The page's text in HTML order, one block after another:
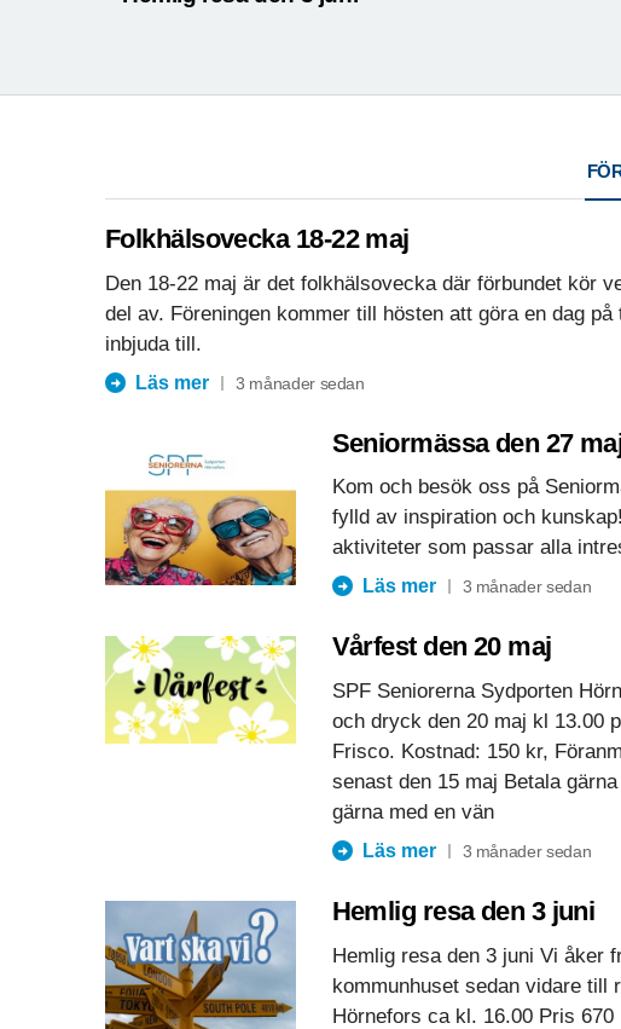
Folkhälsovecka 18-22 maj
Den 18-22 maj är det folkhälsovecka där förbundet kör
del av. Föreningen kommer till hösten att göra en dag
inbjuda till.
Läs mer 3 månader sedan
Seniormässa den 27
Kom och besök oss på
fylld av inspiration och
aktiviteter som passar alla
Läs mer 3 månader sedan
Vårfest den 20 maj
SPF Seniorerna Sydporten
och dryck den 20 maj kl 13.00
Frisco. Kostnad: 150 kr,
senast den 15 maj Betala
gärna med en vän
Läs mer 3 månader sedan
Hemlig resa den 3 juni
Hemlig resa den 3 juni Vi åker
kommunhuset sedan vidare till
Hörnefors ca kl. 16.00 Pris